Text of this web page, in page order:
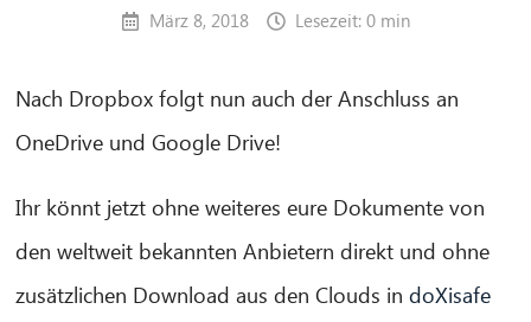
März 8, 2018 Lesezeit: 0 min
Nach Dropbox folgt nun auch der Anschluss an
OneDrive und Google Drive!
Ihr könnt jetzt ohne weiteres eure Dokumente von
den weltweit bekannten Anbietern direkt und ohne
zusätzlichen Download aus den Clouds indoXisafe